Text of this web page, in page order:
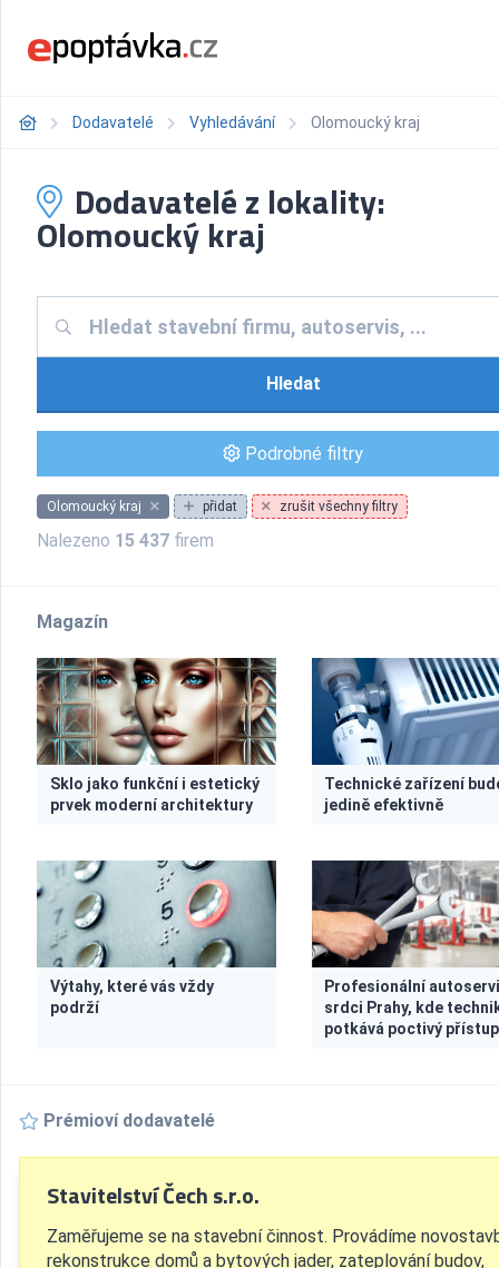
Dodavatelé Vyhledávání Olomoucký kraj
Dodavatelé z lokality:
Olomoucký kraj
Hledat
Podrobné filtry
Olomoucký kraj přidat zrušit všechny filtry
Nalezeno 15 437 firem
Magazín
Sklo jako funkční i estetický
prvek moderní architektury
Technické zařízení
jedině efektivně
Výtahy, které vás vždy
podrží
Profesionální
srdci Prahy, kde
potkává poctivý přístup
Prémioví dodavatelé
Stavitelství Čech s.r.o.
Zaměřujeme se na stavební činnost. Provádíme
rekonstrukce domů a bytových jader, zateplování budov,